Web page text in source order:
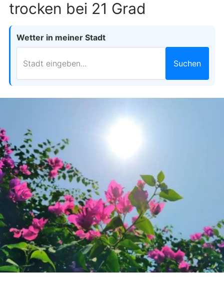
trocken bei 21 Grad
Wetter in meiner Stadt
Suchen